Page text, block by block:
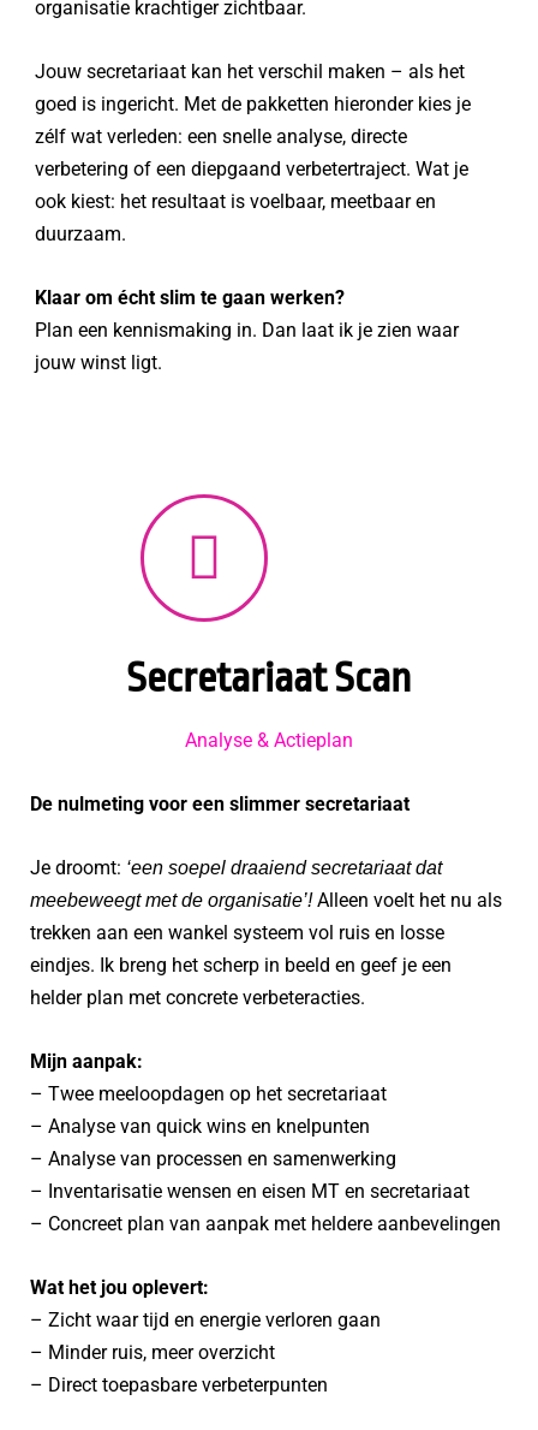
organisatie krachtiger zichtbaar.
Jouw secretariaat kan het verschil maken – als het
goed is ingericht. Met de pakketten hieronder kies je
zélf wat verleden: een snelle analyse, directe
verbetering of een diepgaand verbetertraject. Wat je
ook kiest: het resultaat is voelbaar, meetbaar en
duurzaam.
Klaar om écht slim te gaan werken?
Plan een kennismaking in. Dan laat ik je zien waar
jouw winst ligt.
Secretariaat Scan
Analyse & Actieplan
De nulmeting voor een slimmer secretariaat
Je droomt: ‘een soepel draaiend secretariaat dat
meebeweegt met de organisatie’!Alleen voelt het nu als
trekken aan een wankel systeem vol ruis en losse
eindjes. Ik breng het scherp in beeld en geef je een
helder plan met concrete verbeteracties.
Mijn aanpak:
– Twee meeloopdagen op het secretariaat
– Analyse van quick wins en knelpunten
– Analyse van processen en samenwerking
– Inventarisatie wensen en eisen MT en secretariaat
– Concreet plan van aanpak met heldere aanbevelingen
Wat het jou oplevert:
– Zicht waar tijd en energie verloren gaan
– Minder ruis, meer overzicht
– Direct toepasbare verbeterpunten